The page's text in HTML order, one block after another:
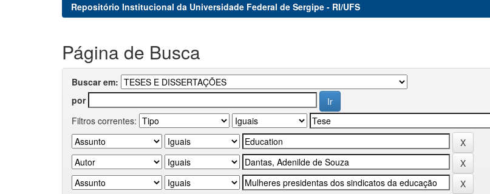
Repositório Institucional da Universidade Federal de Sergipe - RI/UFS
Página de Busca
Buscar em:
por
Filtros correntes: